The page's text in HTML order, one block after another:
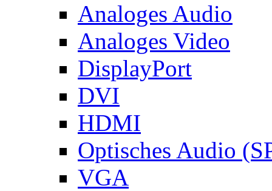
Analoges Audio
Analoges Video
DisplayPort
DVI
HDMI
Optisches Audio
VGA